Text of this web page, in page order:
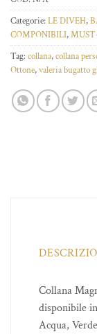
Categorie: LE DIVEH,
COMPONIBILI,
Tag: collana,collana
Ottone,valeria bugatto
Collana
disponibile
Acqua,